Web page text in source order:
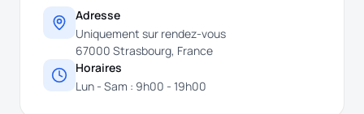
Adresse
Uniquement sur rendez-vous
67000 Strasbourg, France
Horaires
Lun - Sam : 9h00 - 19h00